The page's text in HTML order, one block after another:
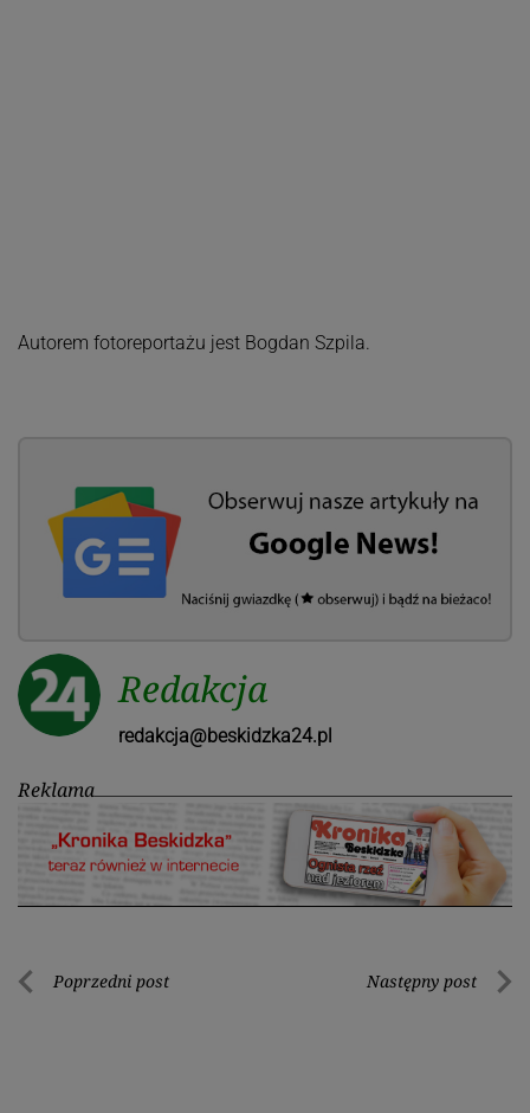
Autorem fotoreportażu jest Bogdan Szpila.
Redakcja
redakcja@beskidzka24.pl
Reklama
Nawigacja
Poprzedni post Następny post